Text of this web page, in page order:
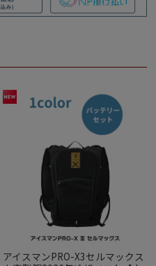
アイスマンPRO-X3セルマックス